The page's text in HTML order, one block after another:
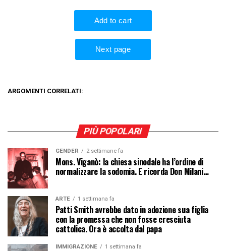
ARGOMENTI CORRELATI:
PIÙ POPOLARI
GENDER 2 settimane fa
Mons. Viganò: la chiesa sinodale ha l’ordine di
normalizzare la sodomia. E ricorda Don Milani…
ARTE 1 settimana fa
Patti Smith avrebbe dato in adozione sua figlia
con la promessa che non fosse cresciuta
cattolica. Ora è accolta dal papa
IMMIGRAZIONE 1 settimana fa